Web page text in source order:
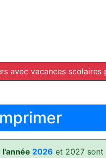
avec vacances scolaires
2026 et 2027 sont